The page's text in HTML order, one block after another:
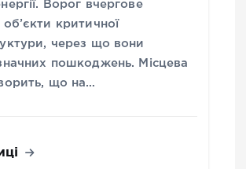
Ворог вчергове
критичної
через що вони
пошкоджень. Місцева
що на…